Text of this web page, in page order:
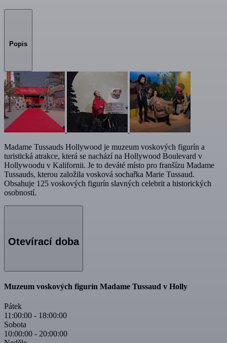
Popis
Madame Tussauds Hollywood je muzeum voskových figurín a
turistická atrakce, která se nachází na Hollywood Boulevard v
Hollywoodu v Kalifornii. Je to deváté místo pro franšízu Madame
Tussauds, kterou založila vosková sochařka Marie Tussaud.
Obsahuje 125 voskových figurín slavných celebrit a historických
osobností.
Otevírací doba
Muzeum voskových figurín Madame Tussaud v Holly
Pátek
11:00:00 - 18:00:00
Sobota
10:00:00 - 20:00:00